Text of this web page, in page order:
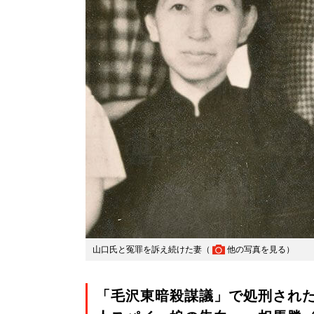
山口氏と冤罪を訴え続けた妻（ 他の写真を見る ）
「毛沢東暗殺謀議」で処刑され